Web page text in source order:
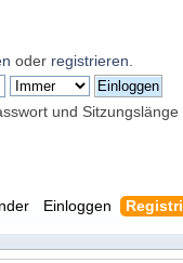
oder registrieren
und Sitzungslänge
Einloggen